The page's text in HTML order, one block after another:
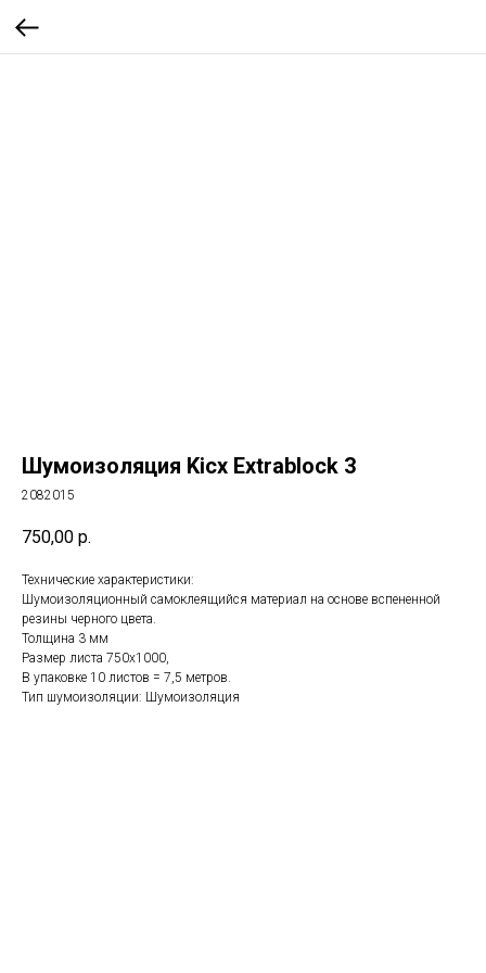
Шумоизоляция Kicx Extrablock 3
2082015
750,00 р.
Технические характеристики:
Шумоизоляционный самоклеящийся материал на основе вспененной
резины черного цвета.
Толщина 3 мм
Размер листа 750х1000,
В упаковке 10 листов = 7,5 метров.
Тип шумоизоляции: Шумоизоляция